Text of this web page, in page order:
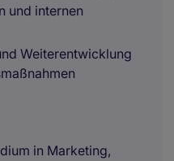
und internen
Weiterentwicklung
in Marketing,